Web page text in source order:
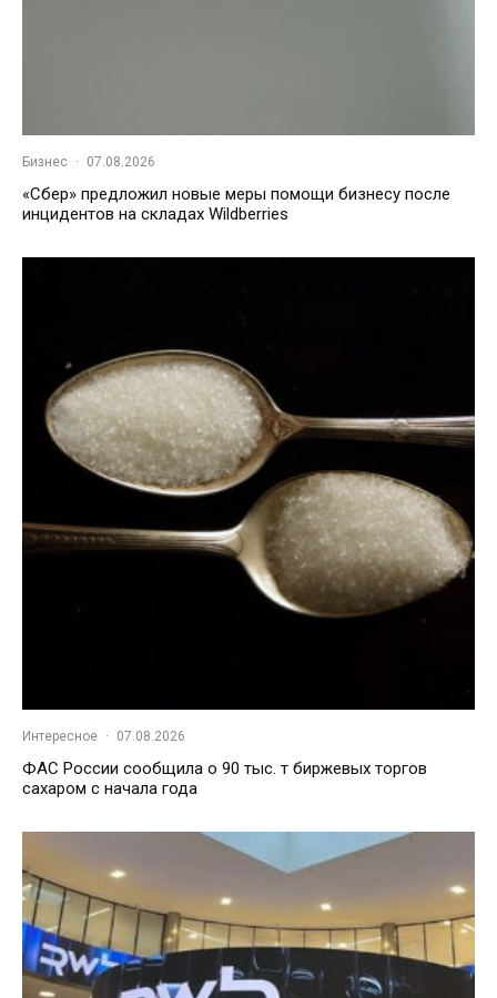
Бизнес · 07.08.2026
«Сбер» предложил новые меры помощи бизнесу после
инцидентов на складах Wildberries
Интересное · 07.08.2026
ФАС России сообщила о 90 тыс. т биржевых торгов
сахаром с начала года